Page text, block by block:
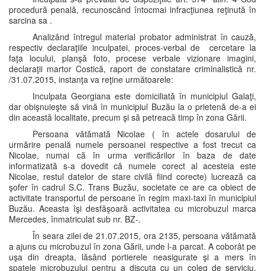
procedură penală, recunoscând întocmai infracţiunea reţinută în
sarcina sa .
Analizând întregul material probator administrat în cauză,
respectiv declaraţiile inculpatei, proces-verbal de cercetare la
faţa locului, planşă foto, procese verbale vizionare imagini,
declaraţii martor Costică, raport de constatare criminalistică nr.
/31.07.2015, instanţa va reţine următoarele:
Inculpata Georgiana este domiciliată în municipiul Galaţi,
dar obişnuieşte să vină în municipiul Buzău la o prietenă de-a ei
din această localitate, precum şi să petreacă timp în zona Gării.
Persoana vătămată Nicolae ( în actele dosarului de
urmărire penală numele persoanei respective a fost trecut ca
Nicolae, numai că în urma verificărilor în baza de date
informatizată s-a dovedit că numele corect al acesteia este
Nicolae, restul datelor de stare civilă fiind corecte) lucrează ca
şofer în cadrul S.C. Trans Buzău, societate ce are ca obiect de
activitate transportul de persoane în regim maxi-taxi în municipiul
Buzău. Aceasta îşi desfăşoară activitatea cu microbuzul marca
Mercedes, înmatriculat sub nr. BZ-.
În seara zilei de 21.07.2015, ora 2135, persoana vătămată
a ajuns cu microbuzul în zona Gării, unde l-a parcat. A coborât pe
uşa din dreapta, lăsând portierele neasigurate şi a mers în
spatele microbuzului pentru a discuta cu un coleg de serviciu.